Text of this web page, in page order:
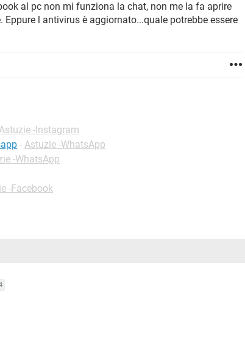
al pc non mi funziona la chat, non me la fa aprire
l antivirus è aggiornato...quale potrebbe essere
-Instagram
- Astuzie -WhatsApp
-WhatsApp
-Facebook